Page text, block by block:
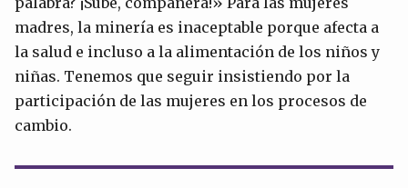
madres, la minería es inaceptable porque afecta a
la salud e incluso a la alimentación de los niños y
niñas. Tenemos que seguir insistiendo por la
participación de las mujeres en los procesos de
cambio.